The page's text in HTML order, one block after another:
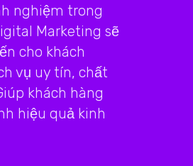
nghiệm trong
Marketing sẽ
cho khách
vụ uy tín, chất
khách hàng
hiệu quả kinh